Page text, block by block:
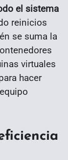
el sistema
reinicios
se suma la
virtuales
hacer